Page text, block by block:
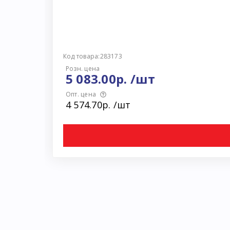
Код товара:283173
Розн. цена
5 083.00р. /шт
Опт. цена
4 574.70р. /шт